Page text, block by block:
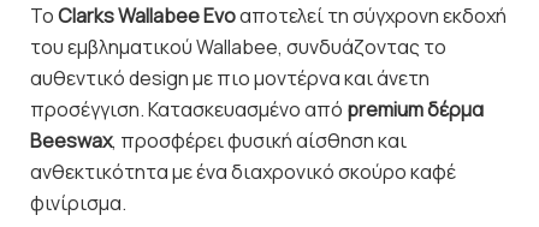
ΤοClarks Wallabee Evoαποτελεί τη σύγχρονη εκδοχή
του εμβληματικού Wallabee, συνδυάζοντας το
αυθεντικό design με πιο μοντέρνα και άνετη
προσέγγιση. Κατασκευασμένο από premium δέρμα
Beeswax, προσφέρει φυσική αίσθηση και
ανθεκτικότητα με ένα διαχρονικό σκούρο καφέ
φινίρισμα.